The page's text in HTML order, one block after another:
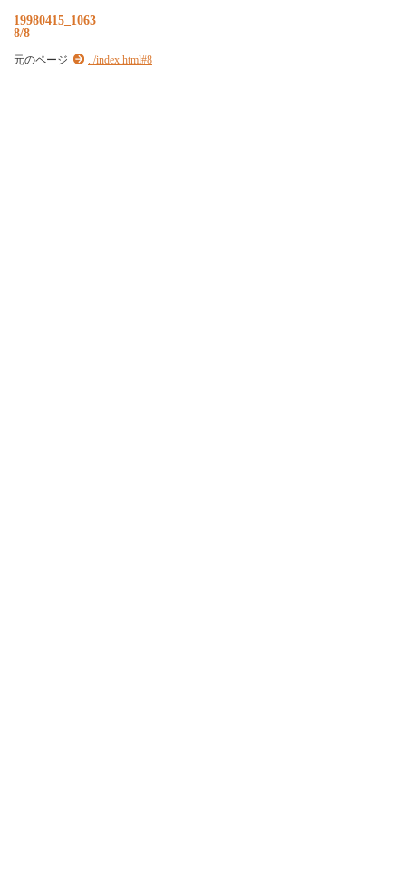
19980415_1063
8/8
元のページ ../index.html#8